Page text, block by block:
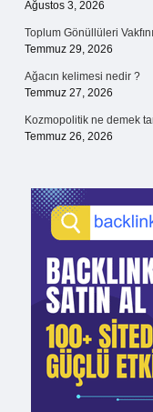
Ağustos 3, 2026
Toplum Gönüllüleri
Temmuz 29, 2026
Ağacın kelimesi nedir ?
Temmuz 27, 2026
Kozmopolitik ne demek
Temmuz 26, 2026